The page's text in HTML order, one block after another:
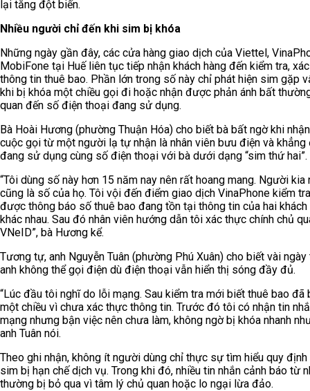
lại tăng đột biến.
Nhiều người chỉ đến khi sim bị khóa
Những ngày gần đây, các cửa hàng giao dịch của Viettel,
MobiFone tại Huế liên tục tiếp nhận khách hàng đến kiểm tra,
thông tin thuê bao. Phần lớn trong số này chỉ phát hiện sim gặp
khi bị khóa một chiều gọi đi hoặc nhận được phản ánh bất
quan đến số điện thoại đang sử dụng.
Bà Hoài Hương (phường Thuận Hóa) cho biết bà bất ngờ khi
cuộc gọi từ một người lạ tự nhận là nhân viên bưu điện và khẳng
đang sử dụng cùng số điện thoại với bà dưới dạng “sim thứ hai”.
“Tôi dùng số này hơn 15 năm nay nên rất hoang mang. Người kia
cũng là số của họ. Tôi vội đến điểm giao dịch VinaPhone kiểm
được thông báo số thuê bao đang tồn tại thông tin của hai khách
khác nhau. Sau đó nhân viên hướng dẫn tôi xác thực chính chủ
VNeID”, bà Hương kể.
Tương tự, anh Nguyễn Tuân (phường Phú Xuân) cho biết vài
anh không thể gọi điện dù điện thoại vẫn hiển thị sóng đầy đủ.
“Lúc đầu tôi nghĩ do lỗi mạng. Sau kiểm tra mới biết thuê bao đã
một chiều vì chưa xác thực thông tin. Trước đó tôi có nhận tin
mạng nhưng bận việc nên chưa làm, không ngờ bị khóa nhanh
anh Tuân nói.
Theo ghi nhận, không ít người dùng chỉ thực sự tìm hiểu quy định
sim bị hạn chế dịch vụ. Trong khi đó, nhiều tin nhắn cảnh báo từ
thường bị bỏ qua vì tâm lý chủ quan hoặc lo ngại lừa đảo.